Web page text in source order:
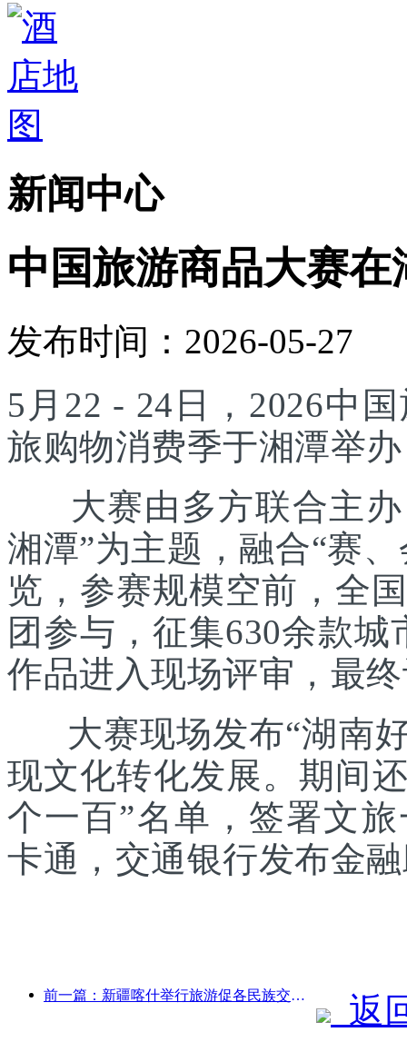
新闻中心
中国旅游商品大赛
发布时间：2026-05-27
5月22 - 24日，2026中
旅购物消费季于湘潭举
大赛由多方联合主办
湘潭”为主题，融合“赛
览，参赛规模空前，全
团参与，征集630余款
作品进入现场评审，最
大赛现场发布“湖南好
现文化转化发展。期间
个一百”名单，签署文
卡通，交通银行发布金
前一篇：新疆喀什举行旅游促各民族交流推广活动 返